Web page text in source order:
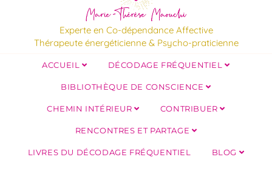
Experte en Co-dépendance Affective
Thérapeute énergéticienne & Psycho-praticienne
ACCUEIL DÉCODAGE FRÉQUENTIEL
BIBLIOTHÈQUE DE CONSCIENCE
CHEMIN INTÉRIEUR CONTRIBUER
RENCONTRES ET PARTAGE
LIVRES DU DÉCODAGE FRÉQUENTIEL BLOG